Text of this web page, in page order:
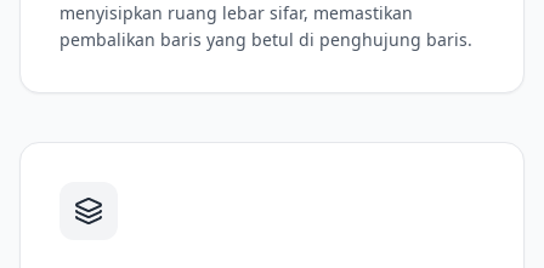
menyisipkan ruang lebar sifar, memastikan
pembalikan baris yang betul di penghujung baris.